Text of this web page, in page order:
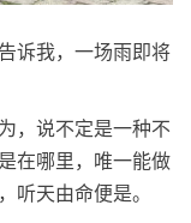
诉我，一场雨即将
，说不定是一种不
在哪里，唯一能做
听天由命便是。